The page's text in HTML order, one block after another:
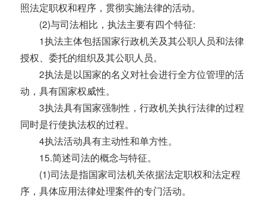
照法定职权和程序，贯彻实施法律的活动。
(2)与司法相比，执法主要有四个特征:
1执法主体包括国家行政机关及其公职人员和法律
授权、委托的组织及其公职人员。
2执法是以国家的名义对社会进行全方位管理的活
动，具有国家权威性。
3执法具有国家强制性，行政机关执行法律的过程
同时是行使执法权的过程。
4执法活动具有主动性和单方性。
15.简述司法的概念与特征。
(1)司法是指国家司法机关依据法定职权和法定程
序，具体应用法律处理案件的专门活动。